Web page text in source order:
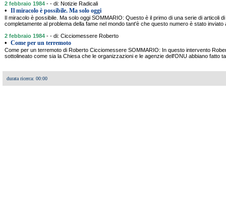
2 febbraio 1984 - - di: Notizie Radicali
• Il miracolo è possibile. Ma solo oggi
Il miracolo è possibile. Ma solo oggi SOMMARIO: Questo è il primo di una serie di articoli
completamente al problema della fame nel mondo tant'è che questo numero è stato inviato
2 febbraio 1984 - - di: Cicciomessere Roberto
• Come per un terremoto
Come per un terremoto di Roberto Cicciomessere SOMMARIO: In questo intervento
sottolineato come sia la Chiesa che le organizzazioni e le agenzie dell'ONU abbiano fatto
durata ricerca: 00:00